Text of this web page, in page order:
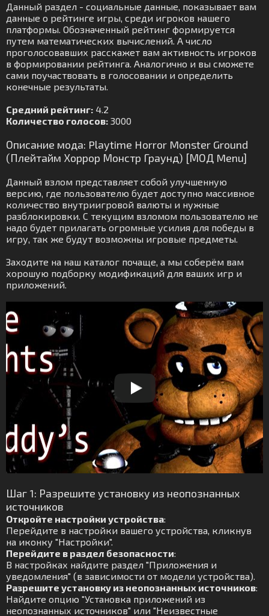
Данный раздел - социальные данные, показывает вам
данные о рейтинге игры, среди игроков нашего
платформы. Обозначенный рейтинг формируется
путем математических вычислений. А число
проголосовавших расскажет вам активность игроков
в формировании рейтинга. Аналогично и вы сможете
сами поучаствовать в голосовании и определить
конечные результаты.
Средний рейтинг: 4.2
Количество голосов: 3000
Описание мода: Playtime Horror Monster Ground
(Плейтайм Хоррор Монстр Граунд) [МОД Menu]
Данный взлом представляет собой улучшенную
версию, где пользователю будет доступно массивное
количество внутриигровой валюты и нужные
разблокировки. С текущим взломом пользователю не
надо будет прилагать огромные усилия для победы в
игру, так же будут возможны игровые предметы.
Заходите на наш каталог почаще, а мы соберём вам
хорошую подборку модификаций для ваших игр и
приложений.
Шаг 1: Разрешите установку из неопознанных
источников
Откройте настройки устройства:
Перейдите в настройки вашего устройства, кликнув
на иконку "Настройки".
Перейдите в раздел безопасности:
В настройках найдите раздел "Приложения и
уведомления" (в зависимости от модели устройства).
Разрешите установку из неопознанных источников:
Найдите опцию "Установка приложений из
неопознанных источников" или "Неизвестные